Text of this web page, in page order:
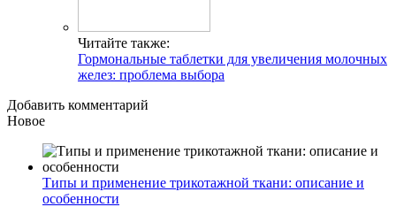
Читайте также:
Гормональные таблетки для увеличения молочных
желез: проблема выбора
Добавить комментарий
Новое
Типы и применение трикотажной ткани: описание и
особенности